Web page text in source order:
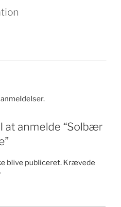
anmelde “Solbær
blive publiceret. Krævede